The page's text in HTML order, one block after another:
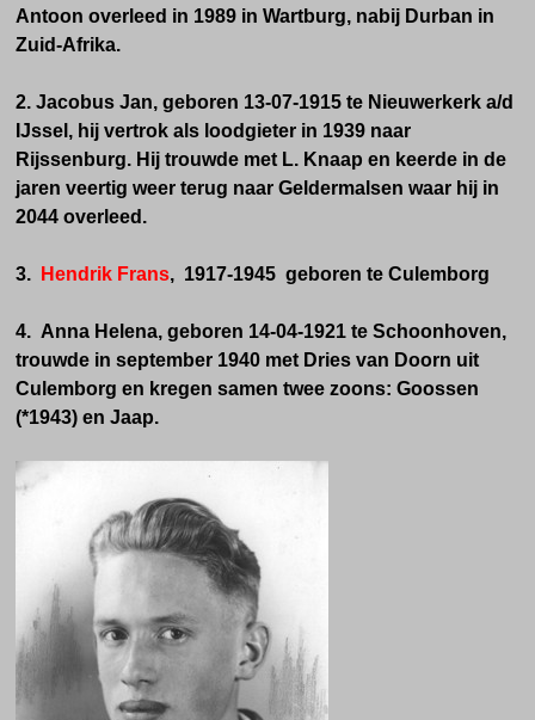
Antoon overleed in 1989 in Wartburg, nabij Durban in
Zuid-Afrika.
2. Jacobus Jan, geboren 13-07-1915 te Nieuwerkerk a/d
IJssel, hij vertrok als loodgieter in 1939 naar
Rijssenburg. Hij trouwde met L. Knaap en keerde in de
jaren veertig weer terug naar Geldermalsen waar hij in
2044 overleed.
3. Hendrik Frans, 1917-1945 geboren te Culemborg
4. Anna Helena, geboren 14-04-1921 te Schoonhoven,
trouwde in september 1940 met Dries van Doorn uit
Culemborg en kregen samen twee zoons: Goossen
(*1943) en Jaap.